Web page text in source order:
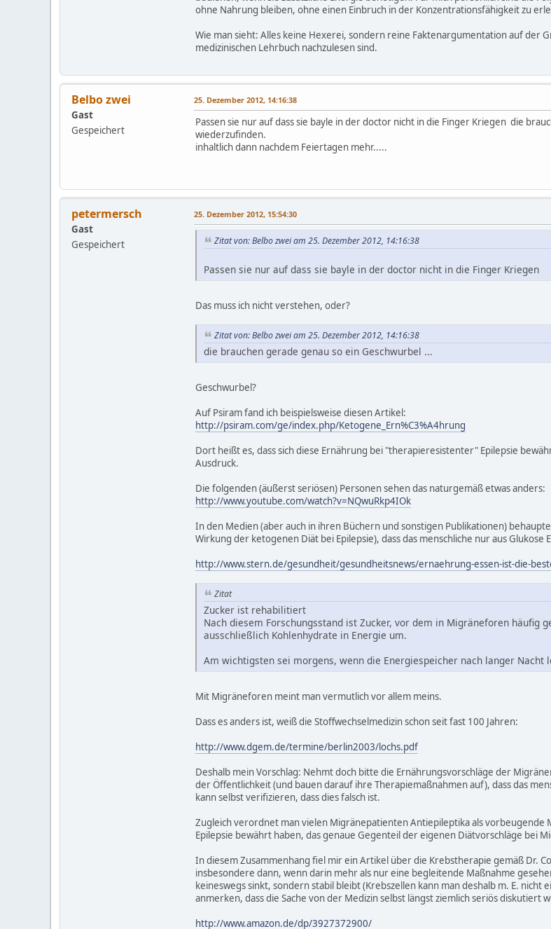
ohne Nahrung bleiben, ohne einen Einbruch in der Konzentrationsfähigkeit zu
Wie man sieht: Alles keine Hexerei, sondern reine Faktenargumentation auf der
medizinischen Lehrbuch nachzulesen sind.
Belbo zwei
Gast
Gespeichert
25. Dezember 2012, 14:16:38
Passen sie nur auf dass sie bayle in der doctor nicht in die Finger Kriegen die
wiederzufinden.
inhaltlich dann nachdem Feiertagen mehr.....
petermersch
Gast
Gespeichert
25. Dezember 2012, 15:54:30
Zitat von: Belbo zwei am 25. Dezember 2012, 14:16:38
Passen sie nur auf dass sie bayle in der doctor nicht in die Finger Kriegen
Das muss ich nicht verstehen, oder?
Zitat von: Belbo zwei am 25. Dezember 2012, 14:16:38
die brauchen gerade genau so ein Geschwurbel ...
Geschwurbel?
Auf Psiram fand ich beispielsweise diesen Artikel:
http://psiram.com/ge/index.php/Ketogene_Ern%C3%A4hrung
Dort heißt es, dass sich diese Ernährung bei "therapieresistenter" Epilepsie
Ausdruck.
Die folgenden (äußerst seriösen) Personen sehen das naturgemäß etwas anders:
http://www.youtube.com/watch?v=NQwuRkp4IOk
In den Medien (aber auch in ihren Büchern und sonstigen Publikationen)
Wirkung der ketogenen Diät bei Epilepsie), dass das menschliche nur aus Glukose
http://www.stern.de/gesundheit/gesundheitsnews/ernaehrung-essen-ist-die-
Zitat
Zucker ist rehabilitiert
Nach diesem Forschungsstand ist Zucker, vor dem in Migräneforen
ausschließlich Kohlenhydrate in Energie um.
Am wichtigsten sei morgens, wenn die Energiespeicher nach langer
Mit Migräneforen meint man vermutlich vor allem meins.
Dass es anders ist, weiß die Stoffwechselmedizin schon seit fast 100 Jahren:
http://www.dgem.de/termine/berlin2003/lochs.pdf
Deshalb mein Vorschlag: Nehmt doch bitte die Ernährungsvorschläge der
der Öffentlichkeit (und bauen darauf ihre Therapiemaßnahmen auf), dass das
kann selbst verifizieren, dass dies falsch ist.
Zugleich verordnet man vielen Migränepatienten Antiepileptika als
Epilepsie bewährt haben, das genaue Gegenteil der eigenen Diätvorschläge bei
In diesem Zusammenhang fiel mir ein Artikel über die Krebstherapie gemäß Dr.
insbesondere dann, wenn darin mehr als nur eine begleitende Maßnahme
keineswegs sinkt, sondern stabil bleibt (Krebszellen kann man deshalb m. E.
anmerken, dass die Sache von der Medizin selbst längst ziemlich seriös diskutiert
http://www.amazon.de/dp/3927372900/